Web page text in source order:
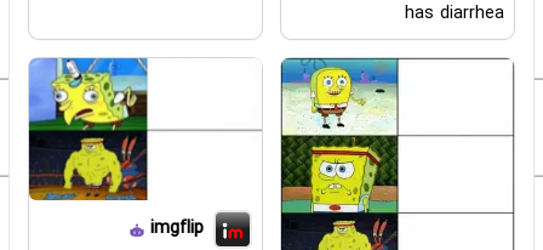
has diarrhea
imgflip